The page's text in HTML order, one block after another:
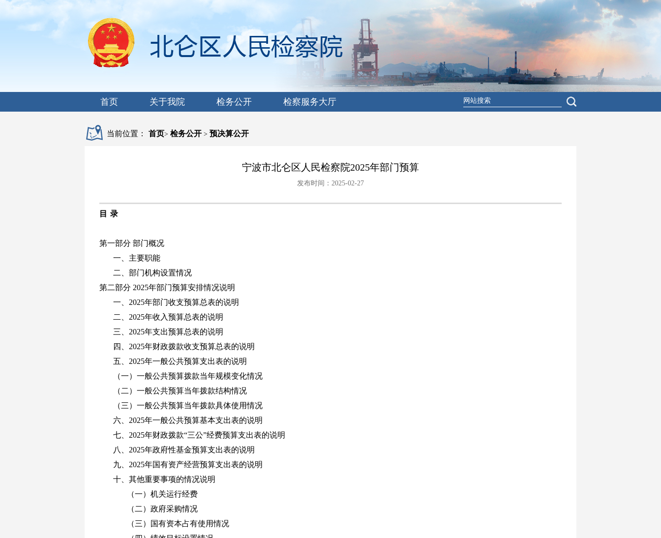
首页 关于我院 检务公开 检察服务大厅
当前位置： 首页> 检务公开 > 预决算公开
宁波市北仑区人民检察院2025年部门预算
发布时间：2025-02-27
目 录
第一部分 部门概况
一、主要职能
二、部门机构设置情况
第二部分 2025年部门预算安排情况说明
一、 2025年部门收支预算总表的说明
二、 2025年收入预算总表的说明
三、 2025年支出预算总表的说明
四、 2025年财政拨款收支预算总表的说明
五、 2025年一般公共预算支出表的说明
（一）一般公共预算拨款当年规模变化情况
（二）一般公共预算当年拨款结构情况
（三）一般公共预算当年拨款具体使用情况
六、 2025年一般公共预算基本支出表的说明
七、2025年财政拨款“三公”经费预算支出表的说明
八、 2025年政府性基金预算支出表的说明
九、 2025年国有资产经营预算支出表的说明
十、其他重要事项的情况说明
（一）机关运行经费
（二）政府采购情况
（三）国有资本占有使用情况